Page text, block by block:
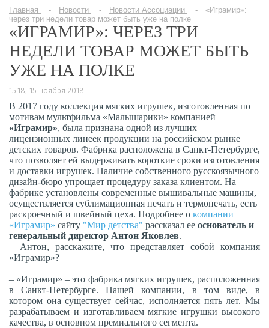
Главная Новости Новости Ассоциации
«Играмир»:
через три недели товар может быть уже на полке
«ИГРАМИР»: ЧЕРЕЗ ТРИ
НЕДЕЛИ ТОВАР МОЖЕТ БЫТЬ
УЖЕ НА ПОЛКЕ
15:18, 15 ноября 2018
В 2017 году коллекция мягких игрушек, изготовленная по
мотивам мультфильма «Малышарики» компанией
«Играмир», была признана одной из лучших
лицензионных линеек продукции на российском рынке
детских товаров. Фабрика расположена в Санкт-Петербурге,
что позволяет ей выдерживать короткие сроки изготовления
и доставки игрушек. Наличие собственного русскоязычного
дизайн-бюро упрощает процедуру заказа клиентом. На
фабрике установлены современные вышивальные машины,
осуществляется сублимационная печать и термопечать, есть
раскроечный и швейный цеха. Подробнее о компании
«Играмир» сайту "Мир детства" рассказал ее основатель и
генеральный директор Антон Яковлев.
– Антон, расскажите, что представляет собой компания
«Играмир»?
– «Играмир» – это фабрика мягких игрушек, расположенная
в Санкт-Петербурге. Нашей компании, в том виде, в
котором она существует сейчас, исполняется пять лет. Мы
разрабатываем и изготавливаем мягкие игрушки высокого
качества, в основном премиального сегмента.